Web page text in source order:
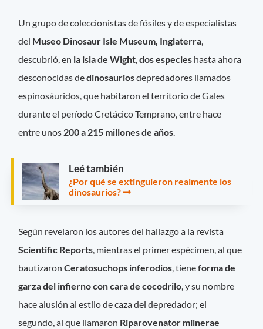
Un grupo de coleccionistas de fósiles y de especialistas
del Museo Dinosaur Isle Museum, Inglaterra
descubrió, en la isla de Wight ,dos especies hasta ahora
desconocidas dedinosauriosdepredadores llamados
espinosáuridos, que habitaron el territorio de Gales
durante el período Cretácico Temprano, entre hace
entre unos 200 a 215 millones de años
Leé también
¿Por qué se extinguieron realmente los
dinosaurios?
Según revelaron los autores del hallazgo a la revista
Scientific Reports, mientras el primer espécimen, al que
bautizaronCeratosuchops inferodios, tieneforma de
garza del infierno con cara de cocodrilo, y su nombre
hace alusión al estilo de caza del depredador; el
segundo, al que llamaron Riparovenator milnerae